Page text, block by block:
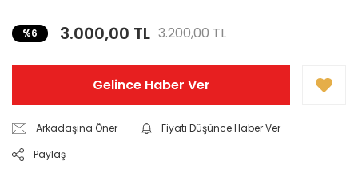
%6 3.000,00 TL 3.200,00 TL
Gelince Haber Ver
Arkadaşına Öner
Fiyatı Düşünce Haber Ver
Paylaş